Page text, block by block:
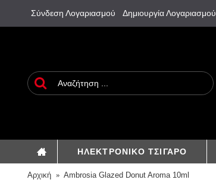
Σύνδεση Λογαριασμού Δημιουργία Λογαριασμού
ΗΛΕΚΤΡΟΝΙΚΟ ΤΣΙΓΑΡΟ
Αρχική Ambrosia Glazed Donut Aroma 10ml